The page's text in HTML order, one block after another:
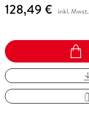
128,49 € inkl. Mwst.